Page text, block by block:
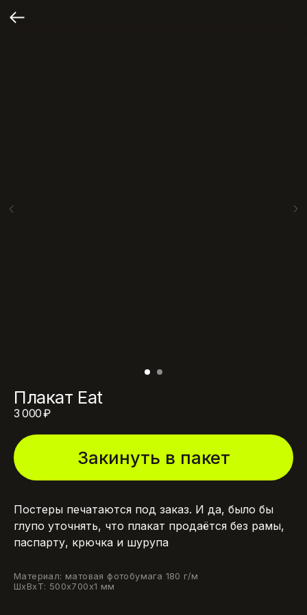
Плакат Eat
3 000₽
Закинуть в пакет
Постеры печатаются под заказ. И да, было бы
глупо уточнять, что плакат продаётся без рамы,
паспарту, крючка и шурупа
Материал: матовая фотобумага 180 г/м
ШxВxТ: 500x700x1 мм